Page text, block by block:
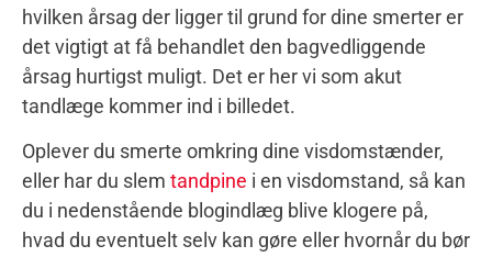
hvilken årsag der ligger til grund for dine smerter er
det vigtigt at få behandlet den bagvedliggende
årsag hurtigst muligt. Det er her vi som akut
tandlæge kommer ind i billedet.
Oplever du smerte omkring dine visdomstænder,
eller har du slem tandpine i en visdomstand, så kan
du i nedenstående blogindlæg blive klogere på,
hvad du eventuelt selv kan gøre eller hvornår du bør